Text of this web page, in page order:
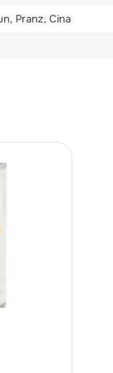
Pranz, Cina